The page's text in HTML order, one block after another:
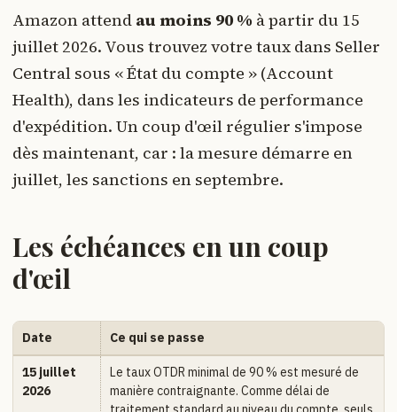
Amazon attend au moins 90 % à partir du 15
juillet 2026. Vous trouvez votre taux dans Seller
Central sous « État du compte » (Account
Health), dans les indicateurs de performance
d'expédition. Un coup d'œil régulier s'impose
dès maintenant, car : la mesure démarre en
juillet, les sanctions en septembre.
Les échéances en un coup
d'œil
Date Ce qui se passe
15 juillet
2026
Le taux OTDR minimal de 90 % est mesuré de
manière contraignante. Comme délai de